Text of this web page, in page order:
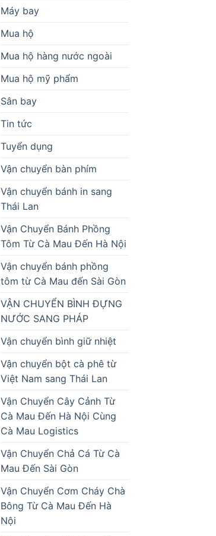
Máy bay
Mua hộ
Mua hộ hàng nước ngoài
Mua hộ mỹ phẩm
Sân bay
Tin tức
Tuyển dụng
Vận chuyển bàn phím
Vận chuyển bánh in sang
Thái Lan
Vận Chuyển Bánh Phồng
Tôm Từ Cà Mau Đến Hà Nội
Vận chuyển bánh phồng
tôm từ Cà Mau đến Sài Gòn
VẬN CHUYỂN BÌNH ĐỰNG
NƯỚC SANG PHÁP
Vận chuyển bình giữ nhiệt
Vận chuyển bột cà phê từ
Việt Nam sang Thái Lan
Vận Chuyển Cây Cảnh Từ
Cà Mau Đến Hà Nội Cùng
Cà Mau Logistics
Vận Chuyển Chả Cá Từ Cà
Mau Đến Sài Gòn
Vận Chuyển Cơm Cháy Chà
Bông Từ Cà Mau Đến Hà
Nội